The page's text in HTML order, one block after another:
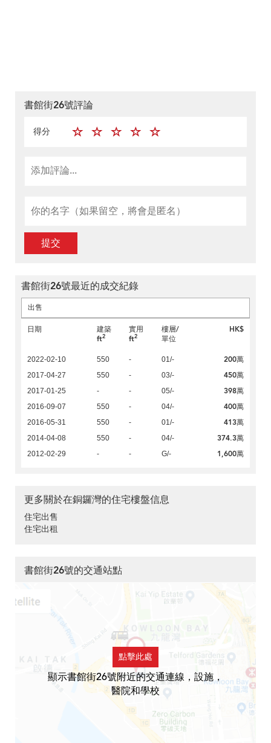
書館街26號評論
得分
提交
書館街26號最近的成交紀錄
出售
日期
建築
ft2
實用
ft2
樓層/
單位
HK$
2022-02-10 550 - 01/- 200萬
2017-04-27 550 - 03/- 450萬
2017-01-25 - - 05/- 398萬
2016-09-07 550 - 04/- 400萬
2016-05-31 550 - 01/- 413萬
2014-04-08 550 - 04/- 374.3萬
2012-02-29 - - G/- 1,600萬
更多關於在銅鑼灣的住宅樓盤信息
住宅出售
住宅出租
書館街26號的交通站點
點擊此處
顯示書館街26號附近的交通連線，設施，
醫院和學校